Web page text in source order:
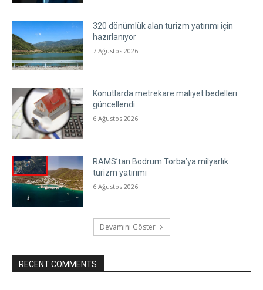
320 dönümlük alan turizm yatırımı için
hazırlanıyor
7 Ağustos 2026
Konutlarda metrekare maliyet bedelleri
güncellendi
6 Ağustos 2026
RAMS’tan Bodrum Torba’ya milyarlık
turizm yatırımı
6 Ağustos 2026
Devamını Göster
RECENT COMMENTS